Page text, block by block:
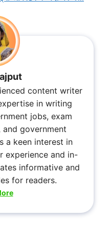
content writer
in writing
jobs, exam
government
a keen interest in
experience and in-
informative and
for readers.